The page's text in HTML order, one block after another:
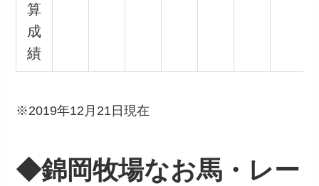
算
成
績
※2019年12月21日現在
◆錦岡牧場なお馬・レー